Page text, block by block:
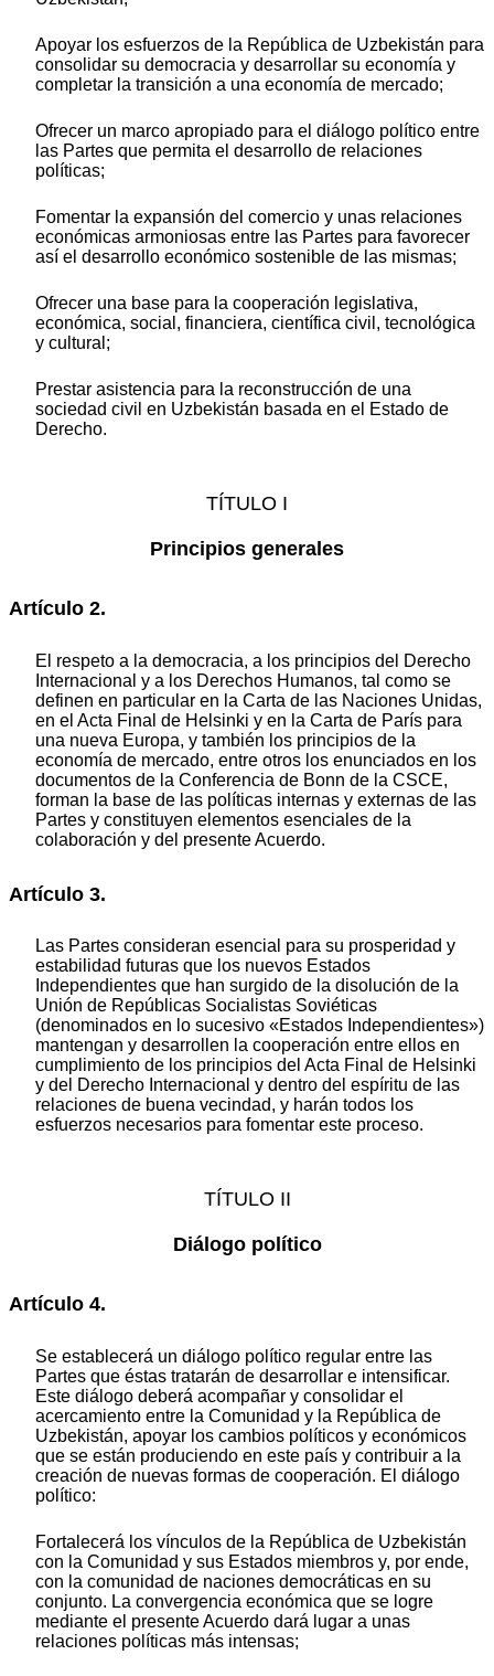
Apoyar los esfuerzos de la República de Uzbekistán para
consolidar su democracia y desarrollar su economía y
completar la transición a una economía de mercado;
Ofrecer un marco apropiado para el diálogo político entre
las Partes que permita el desarrollo de relaciones
políticas;
Fomentar la expansión del comercio y unas relaciones
económicas armoniosas entre las Partes para favorecer
así el desarrollo económico sostenible de las mismas;
Ofrecer una base para la cooperación legislativa,
económica, social, financiera, científica civil, tecnológica
y cultural;
Prestar asistencia para la reconstrucción de una
sociedad civil en Uzbekistán basada en el Estado de
Derecho.
TÍTULO I
Principios generales
Artículo 2.
El respeto a la democracia, a los principios del Derecho
Internacional y a los Derechos Humanos, tal como se
definen en particular en la Carta de las Naciones Unidas,
en el Acta Final de Helsinki y en la Carta de París para
una nueva Europa, y también los principios de la
economía de mercado, entre otros los enunciados en los
documentos de la Conferencia de Bonn de la CSCE,
forman la base de las políticas internas y externas de las
Partes y constituyen elementos esenciales de la
colaboración y del presente Acuerdo.
Artículo 3.
Las Partes consideran esencial para su prosperidad y
estabilidad futuras que los nuevos Estados
Independientes que han surgido de la disolución de la
Unión de Repúblicas Socialistas Soviéticas
(denominados en lo sucesivo «Estados Independientes»)
mantengan y desarrollen la cooperación entre ellos en
cumplimiento de los principios del Acta Final de Helsinki
y del Derecho Internacional y dentro del espíritu de las
relaciones de buena vecindad, y harán todos los
esfuerzos necesarios para fomentar este proceso.
TÍTULO II
Diálogo político
Artículo 4.
Se establecerá un diálogo político regular entre las
Partes que éstas tratarán de desarrollar e intensificar.
Este diálogo deberá acompañar y consolidar el
acercamiento entre la Comunidad y la República de
Uzbekistán, apoyar los cambios políticos y económicos
que se están produciendo en este país y contribuir a la
creación de nuevas formas de cooperación. El diálogo
político:
Fortalecerá los vínculos de la República de Uzbekistán
con la Comunidad y sus Estados miembros y, por ende,
con la comunidad de naciones democráticas en su
conjunto. La convergencia económica que se logre
mediante el presente Acuerdo dará lugar a unas
relaciones políticas más intensas;